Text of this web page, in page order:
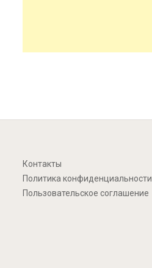
Контакты
Политика конфиденциальности
Пользовательское соглашение